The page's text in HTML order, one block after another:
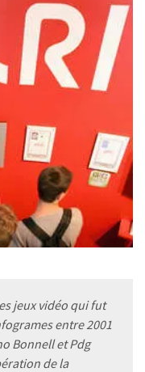
jeux vidéo qui fut
entre 2001
Bonnell et Pdg
de la